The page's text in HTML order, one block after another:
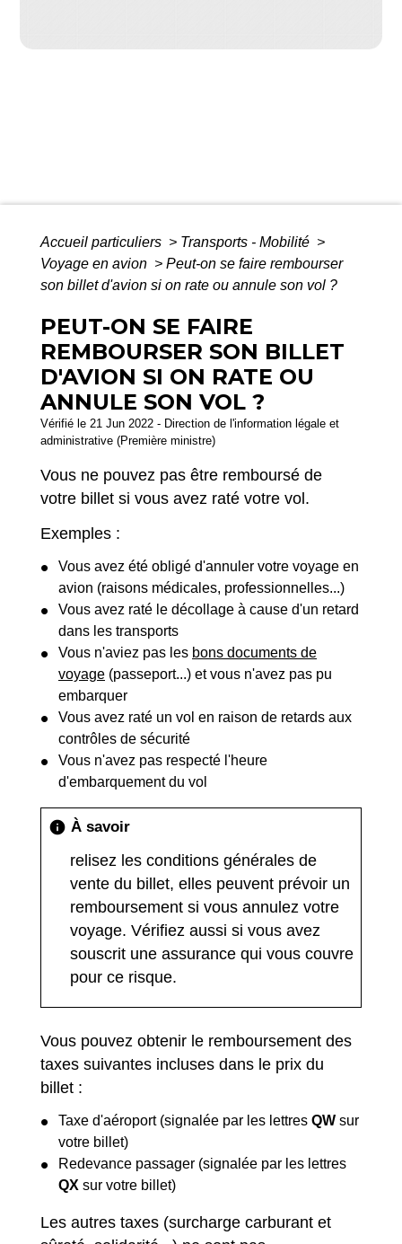
Accueil particuliers > Transports - Mobilité >
Voyage en avion > Peut-on se faire rembourser
son billet d'avion si on rate ou annule son vol ?
PEUT-ON SE FAIRE
REMBOURSER SON BILLET
D'AVION SI ON RATE OU
ANNULE SON VOL ?
Vérifié le 21 Jun 2022 - Direction de l'information légale et
administrative (Première ministre)
Vous ne pouvez pas être remboursé de
votre billet si vous avez raté votre vol.
Exemples :
Vous avez été obligé d'annuler votre voyage en
avion (raisons médicales, professionnelles...)
Vous avez raté le décollage à cause d'un retard
dans les transports
Vous n'aviez pas les bons documents de
voyage (passeport...) et vous n'avez pas pu
embarquer
Vous avez raté un vol en raison de retards aux
contrôles de sécurité
Vous n'avez pas respecté l'heure
d'embarquement du vol
info À savoir
relisez les conditions générales de
vente du billet, elles peuvent prévoir un
remboursement si vous annulez votre
voyage. Vérifiez aussi si vous avez
souscrit une assurance qui vous couvre
pour ce risque.
Vous pouvez obtenir le remboursement des
taxes suivantes incluses dans le prix du
billet :
Taxe d'aéroport (signalée par les lettres QW sur
votre billet)
Redevance passager (signalée par les lettres
QX sur votre billet)
Les autres taxes (surcharge carburant et